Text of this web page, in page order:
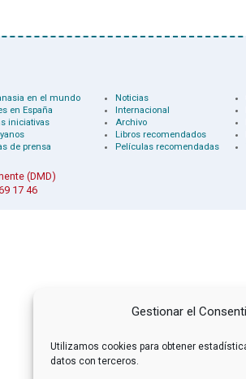
Gestionar el
Utilizamos cookies para obtener
datos con terceros.
en el mundo
en España
iniciativas
de prensa
Noticias
Internacional
Archivo
Libros recomendados
Películas recomendadas
(DMD)
17 46